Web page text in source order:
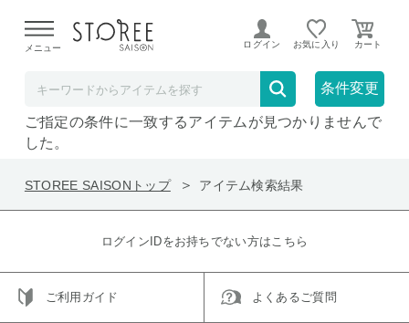
よる配送遅延が発生しております。
メニュー ログイン お気に入り
条件変更
在庫なしも表示 セール対象のみ
ご指定の条件に一致するアイテムが見つかりませんで
した。
STOREE SAISONトップ アイテム検索結果
ログインIDをお持ちでない方はこちら
ご利用ガイド よくあるご質問